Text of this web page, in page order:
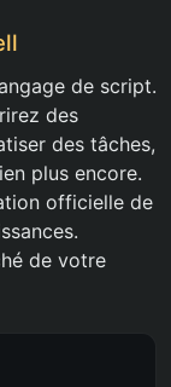
de script.
des
des tâches,
plus encore.
officielle de
de votre